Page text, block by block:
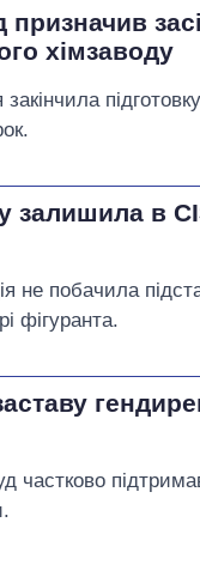
хімзаводу
закінчила
залишила в
не побачила
фігуранта.
частково